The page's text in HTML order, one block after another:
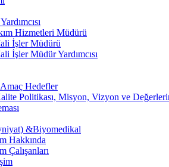
Hizmetleri Müdürü
İşler Müdürü
İşler Müdür Yardımcısı
Hedefler
Politikası, Misyon, Vizyon ve
&Biyomedikal
Hakkında
Çalışanları